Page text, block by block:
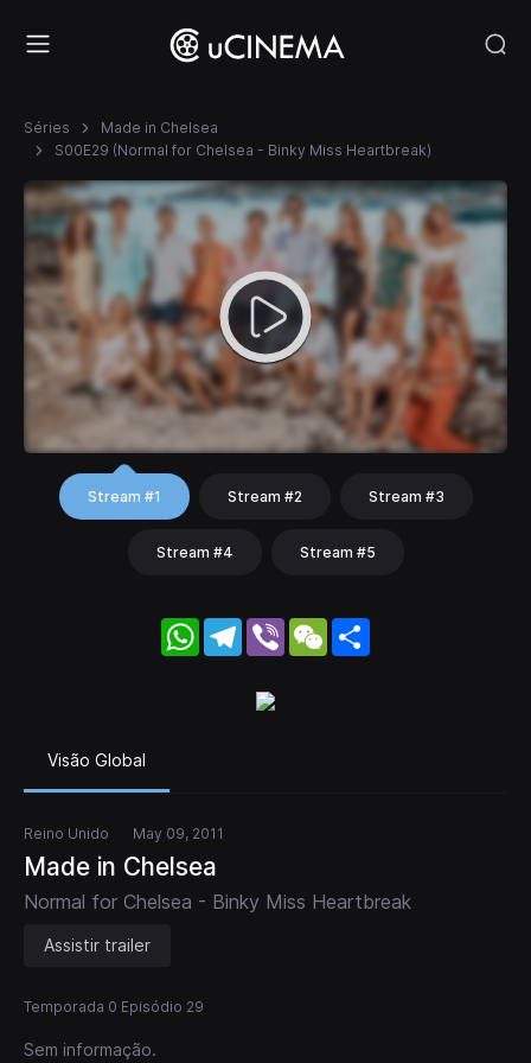
Séries
Made in Chelsea
S00E29 (Normal for Chelsea - Binky Miss Heartbreak)
Stream #1 Stream #2 Stream #3
Stream #4 Stream #5
WhatsApp
Telegram
Viber WeChat
Visão Global
Reino Unido May 09, 2011
Made in Chelsea
Normal for Chelsea - Binky Miss Heartbreak
Assistir trailer
Temporada 0 Episódio 29
Sem informação.